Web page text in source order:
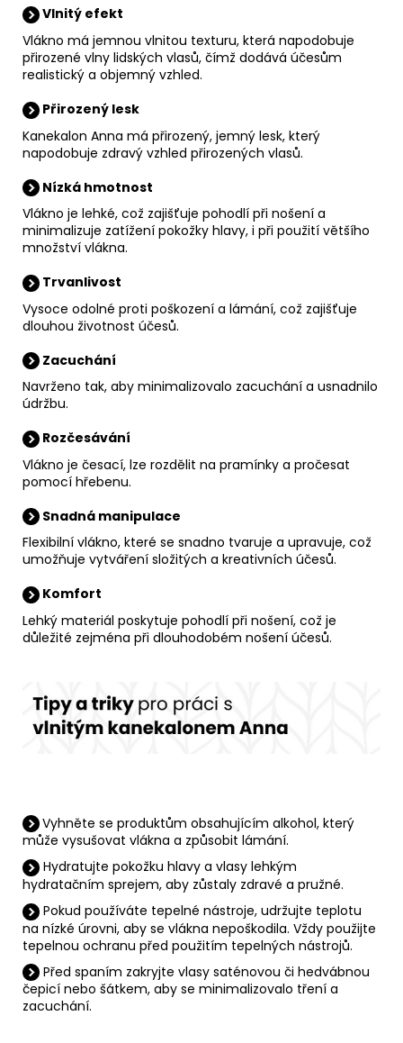
Vlnitý efekt
Vlákno má jemnou vlnitou texturu, která napodobuje
přirozené vlny lidských vlasů, čímž dodává účesům
realistický a objemný vzhled.
Přirozený lesk
Kanekalon Anna má přirozený, jemný lesk, který
napodobuje zdravý vzhled přirozených vlasů.
Nízká hmotnost
Vlákno je lehké, což zajišťuje pohodlí při nošení a
minimalizuje zatížení pokožky hlavy, i při použití většího
množství vlákna.
Trvanlivost
Vysoce odolné proti poškození a lámání, což zajišťuje
dlouhou životnost účesů.
Zacuchání
Navrženo tak, aby minimalizovalo zacuchání a usnadnilo
údržbu.
Rozčesávání
Vlákno je česací, lze rozdělit na pramínky a pročesat
pomocí hřebenu.
Snadná manipulace
Flexibilní vlákno, které se snadno tvaruje a upravuje, což
umožňuje vytváření složitých a kreativních účesů.
Komfort
Lehký materiál poskytuje pohodlí při nošení, což je
důležité zejména při dlouhodobém nošení účesů.
Vyhněte se produktům obsahujícím alkohol, který
může vysušovat vlákna a způsobit lámání.
Hydratujte pokožku hlavy a vlasy lehkým
hydratačním sprejem, aby zůstaly zdravé a pružné.
Pokud používáte tepelné nástroje, udržujte teplotu
na nízké úrovni, aby se vlákna nepoškodila. Vždy použijte
tepelnou ochranu před použitím tepelných nástrojů.
Před spaním zakryjte vlasy saténovou či hedvábnou
čepicí nebo šátkem, aby se minimalizovalo tření a
zacuchání.